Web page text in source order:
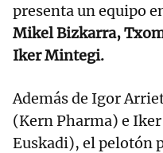
presenta un equipo
Mikel Bizkarra,
Iker Mintegi.
Además de Igor
(Kern Pharma) e
Euskadi), el pelotón